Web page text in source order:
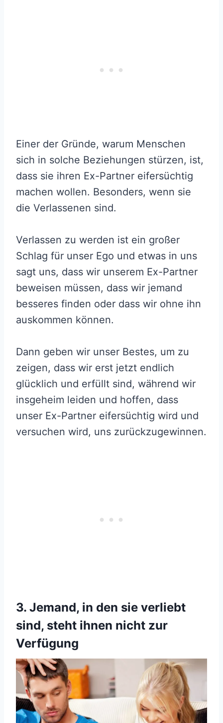
Einer der Gründe, warum Menschen
sich in solche Beziehungen stürzen, ist,
dass sie ihren Ex-Partner eifersüchtig
machen wollen. Besonders, wenn sie
die Verlassenen sind.
Verlassen zu werden ist ein großer
Schlag für unser Ego und etwas in uns
sagt uns, dass wir unserem Ex-Partner
beweisen müssen, dass wir jemand
besseres finden oder dass wir ohne ihn
auskommen können.
Dann geben wir unser Bestes, um zu
zeigen, dass wir erst jetzt endlich
glücklich und erfüllt sind, während wir
insgeheim leiden und hoffen, dass
unser Ex-Partner eifersüchtig wird und
versuchen wird, uns zurückzugewinnen.
3. Jemand, in den sie verliebt
sind, steht ihnen nicht zur
Verfügung